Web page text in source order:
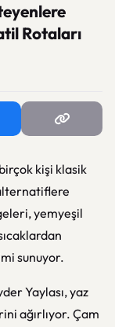
Rotaları
kişi klasik
yemyeşil
sunuyor.
Yaylası, yaz
ağırlıyor. Çam